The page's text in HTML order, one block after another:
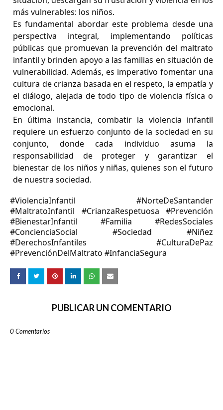
más vulnerables: los niños.
Es fundamental abordar este problema desde una
perspectiva integral, implementando políticas
públicas que promuevan la prevención del maltrato
infantil y brinden apoyo a las familias en situación de
vulnerabilidad. Además, es imperativo fomentar una
cultura de crianza basada en el respeto, la empatía y
el diálogo, alejada de todo tipo de violencia física o
emocional.
En última instancia, combatir la violencia infantil
requiere un esfuerzo conjunto de la sociedad en su
conjunto, donde cada individuo asuma la
responsabilidad de proteger y garantizar el
bienestar de los niños y niñas, quienes son el futuro
de nuestra sociedad.
#ViolenciaInfantil #NorteDeSantander
#MaltratoInfantil #CrianzaRespetuosa #Prevención
#BienestarInfantil #Familia #RedesSociales
#ConcienciaSocial #Sociedad #Niñez
#DerechosInfantiles #CulturaDePaz
#PrevenciónDelMaltrato #InfanciaSegura
PUBLICAR UN COMENTARIO
0 Comentarios